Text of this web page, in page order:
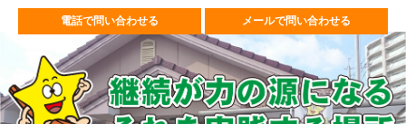
電話で問い合わせる メールで問い合わせる